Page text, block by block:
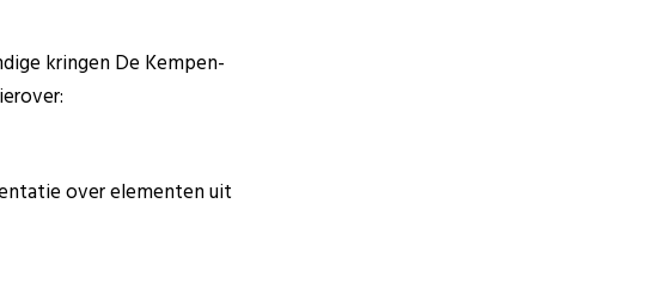
kringen De Kempen-
over elementen uit